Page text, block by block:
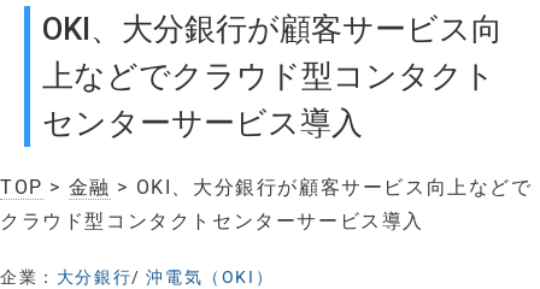
OKI、大分銀行が顧客サービス向
上などでクラウド型コンタクト
センターサービス導入
TOP > 金融 > OKI、大分銀行が顧客サービス向上などで
クラウド型コンタクトセンターサービス導入
企業： 大分銀行/沖電気（OKI）